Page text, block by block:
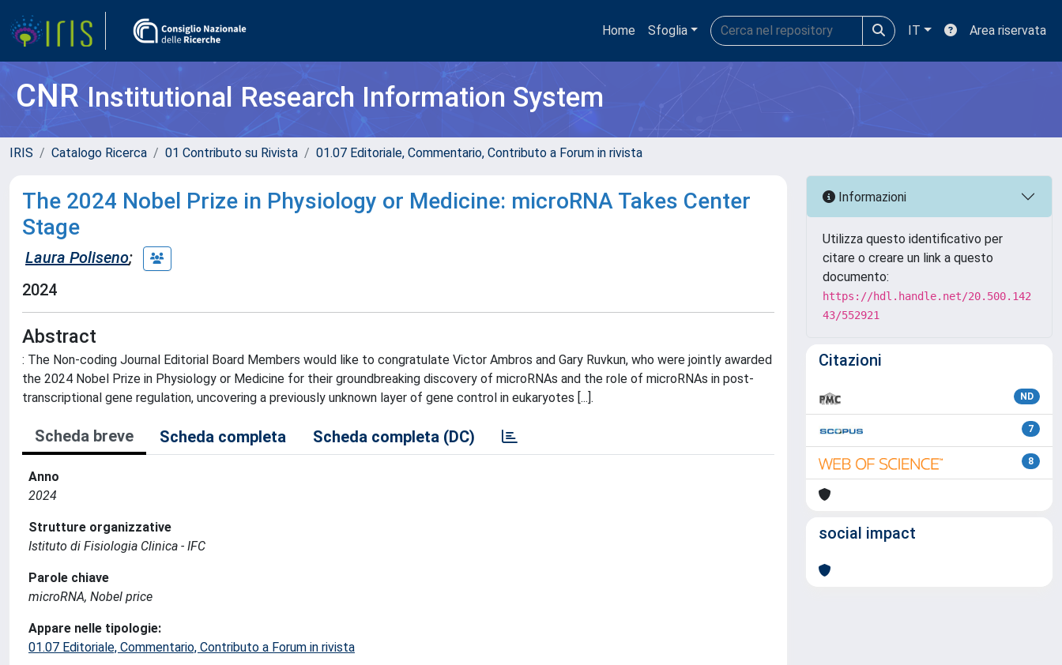
Home Sfoglia IT Area riservata
CNRInstitutional Research Information System
IRIS Catalogo Ricerca 01 Contributo su Rivista 01.07 Editoriale, Commentario, Contributo a Forum in rivista
The 2024 Nobel Prize in Physiology or Medicine: microRNA Takes Center
Stage
Laura Poliseno;
2024
Abstract
: The Non-coding Journal Editorial Board Members would like to congratulate Victor Ambros and Gary Ruvkun, who were jointly awarded
the 2024 Nobel Prize in Physiology or Medicine for their groundbreaking discovery of microRNAs and the role of microRNAs in post-
transcriptional gene regulation, uncovering a previously unknown layer of gene control in eukaryotes [...].
Scheda breve Scheda completa Scheda completa (DC)
Anno
2024
Strutture organizzative
Istituto di Fisiologia Clinica - IFC
Parole chiave
microRNA, Nobel price
Appare nelle tipologie:
01.07 Editoriale, Commentario, Contributo a Forum in rivista
Informazioni
Utilizza questo identificativo per
citare o creare un link a questo
documento:
https://hdl.handle.net/20.500.142
43/552921
Citazioni
ND
7
8
social impact